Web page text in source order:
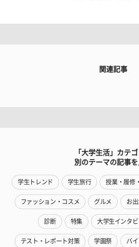
関連記事
「大学生活」カテ
別のテーマの記事を
学生トレンド 学生旅行 授業・履修
ファッション・コスメ グルメ お
診断 特集 大学生インタビ
テスト・レポート対策 学園祭 バ